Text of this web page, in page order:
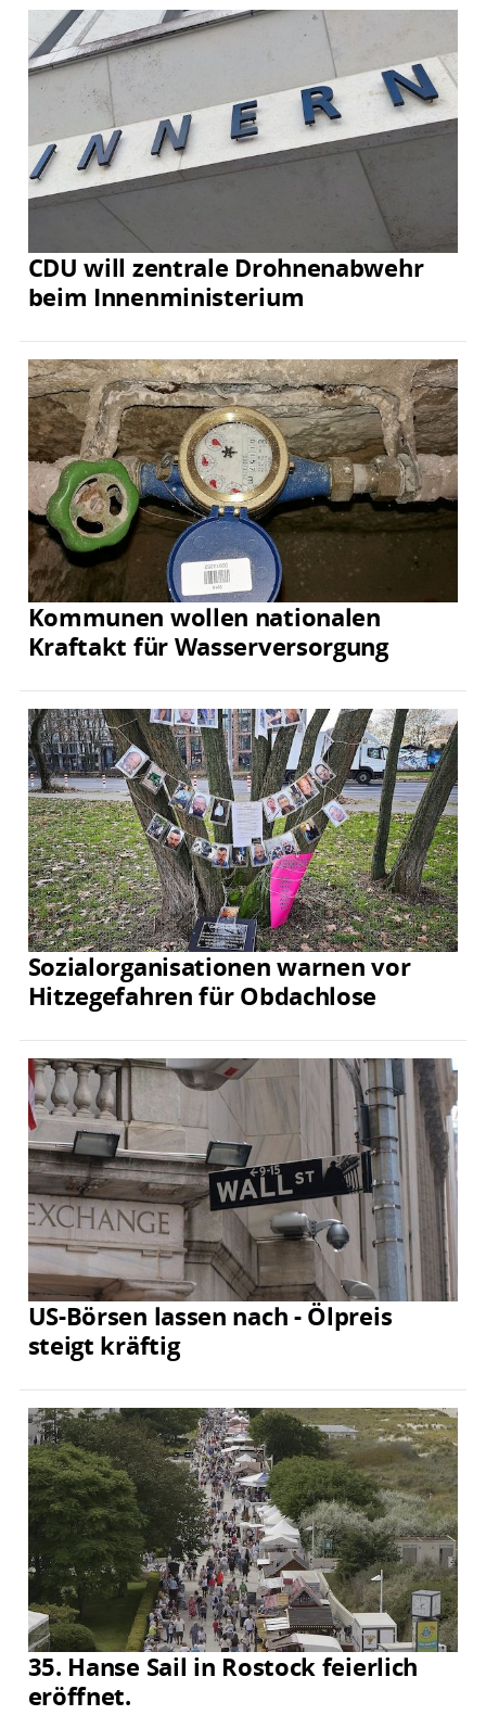
CDU will zentrale Drohnenabwehr
beim Innenministerium
Kommunen wollen nationalen
Kraftakt für Wasserversorgung
Sozialorganisationen warnen vor
Hitzegefahren für Obdachlose
US-Börsen lassen nach - Ölpreis
steigt kräftig
35. Hanse Sail in Rostock feierlich
eröffnet.